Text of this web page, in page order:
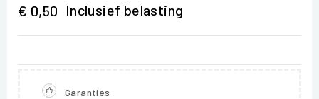
€ 0,50 Inclusief belasting
Garanties